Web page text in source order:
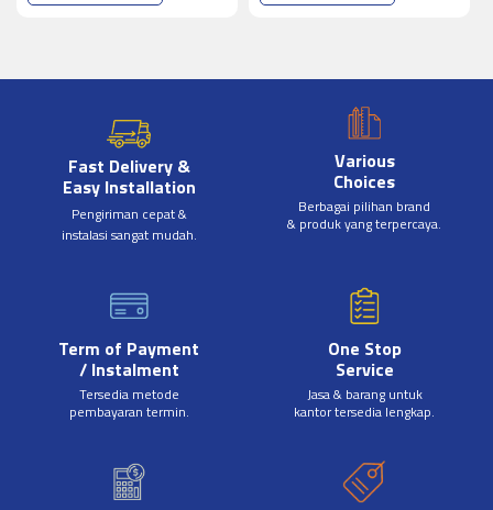
Fast Delivery &
Easy Installation
Pengiriman cepat &
instalasi sangat mudah.
Various
Choices
Berbagai pilihan brand
& produk yang terpercaya.
Term of Payment
/ Instalment
Tersedia metode
pembayaran termin.
One Stop
Service
Jasa & barang untuk
kantor tersedia lengkap.